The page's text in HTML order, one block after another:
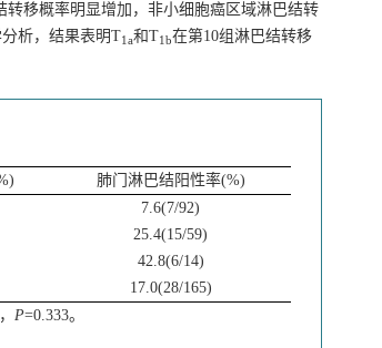
转移概率明显增加，非小细胞癌区域淋巴结转
析，结果表明T1a和T1b在第10组淋巴结转移
肺门淋巴结阳性率(%)
7.6(7/92)
25.4(15/59)
42.8(6/14)
17.0(28/165)
P=0.333。